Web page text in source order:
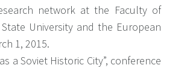
network at the Faculty of
University and the European
1, 2015.
a Soviet Historic City”, conference